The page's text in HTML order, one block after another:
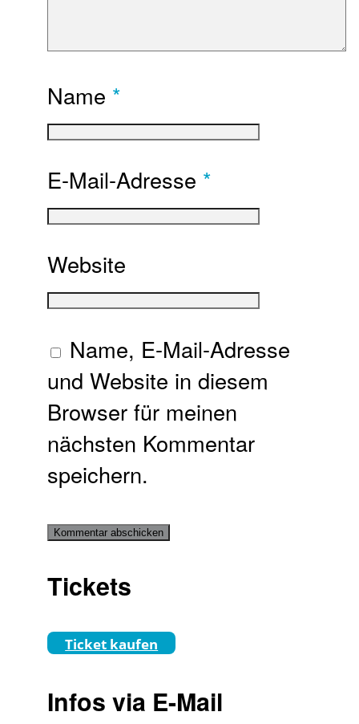
Name *
E-Mail-Adresse *
Website
Name, E-Mail-Adresse
und Website in diesem
Browser für meinen
nächsten Kommentar
speichern.
Tickets
Ticket kaufen
Infos via E-Mail